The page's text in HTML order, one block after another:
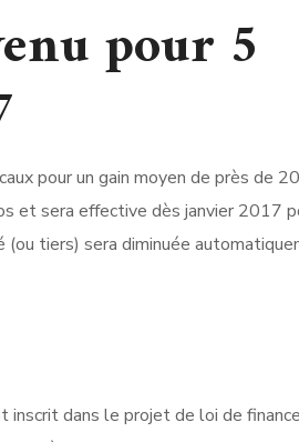
pour 5
pour un gain moyen de près de
et sera effective dès janvier 2017
(ou tiers) sera diminuée
inscrit dans le projet de loi de